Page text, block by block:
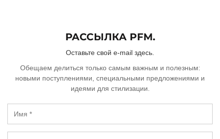
РАССЫЛКА PFM.
Оставьте свой e-mail здесь.
Обещаем делиться только самым важным и полезным:
новыми поступлениями, специальными предложениями и
идеями для стилизации.